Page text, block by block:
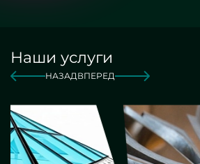
Наши услуги
НАЗАДВПЕРЕД